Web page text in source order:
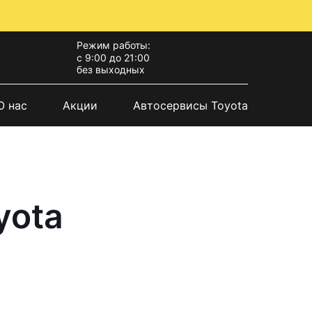
Режим работы:
с 9:00 до 21:00
без выходных
нас Акции Автосервисы Toyota